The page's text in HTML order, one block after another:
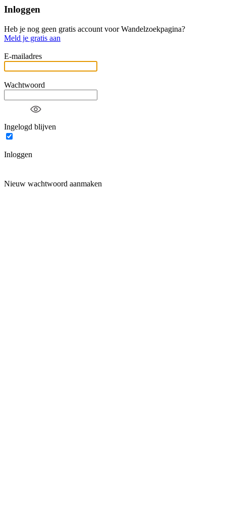
Inloggen
Heb je nog geen gratis account voor Wandelzoekpagina?
Meld je gratis aan
E-mailadres
Wachtwoord
Ingelogd blijven
Inloggen
Nieuw wachtwoord aanmaken